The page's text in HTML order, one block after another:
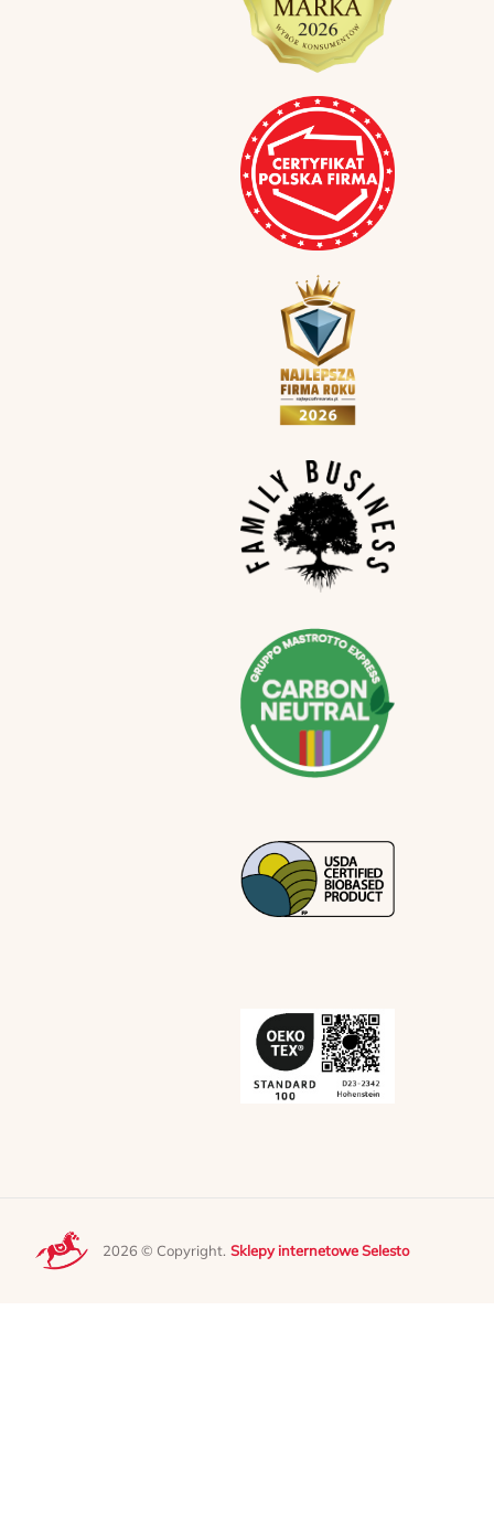
2026 © Copyright. Sklepy internetowe Selesto